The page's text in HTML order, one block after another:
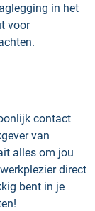
in het
voor
contact
van
alles om jou
direct
bent in je